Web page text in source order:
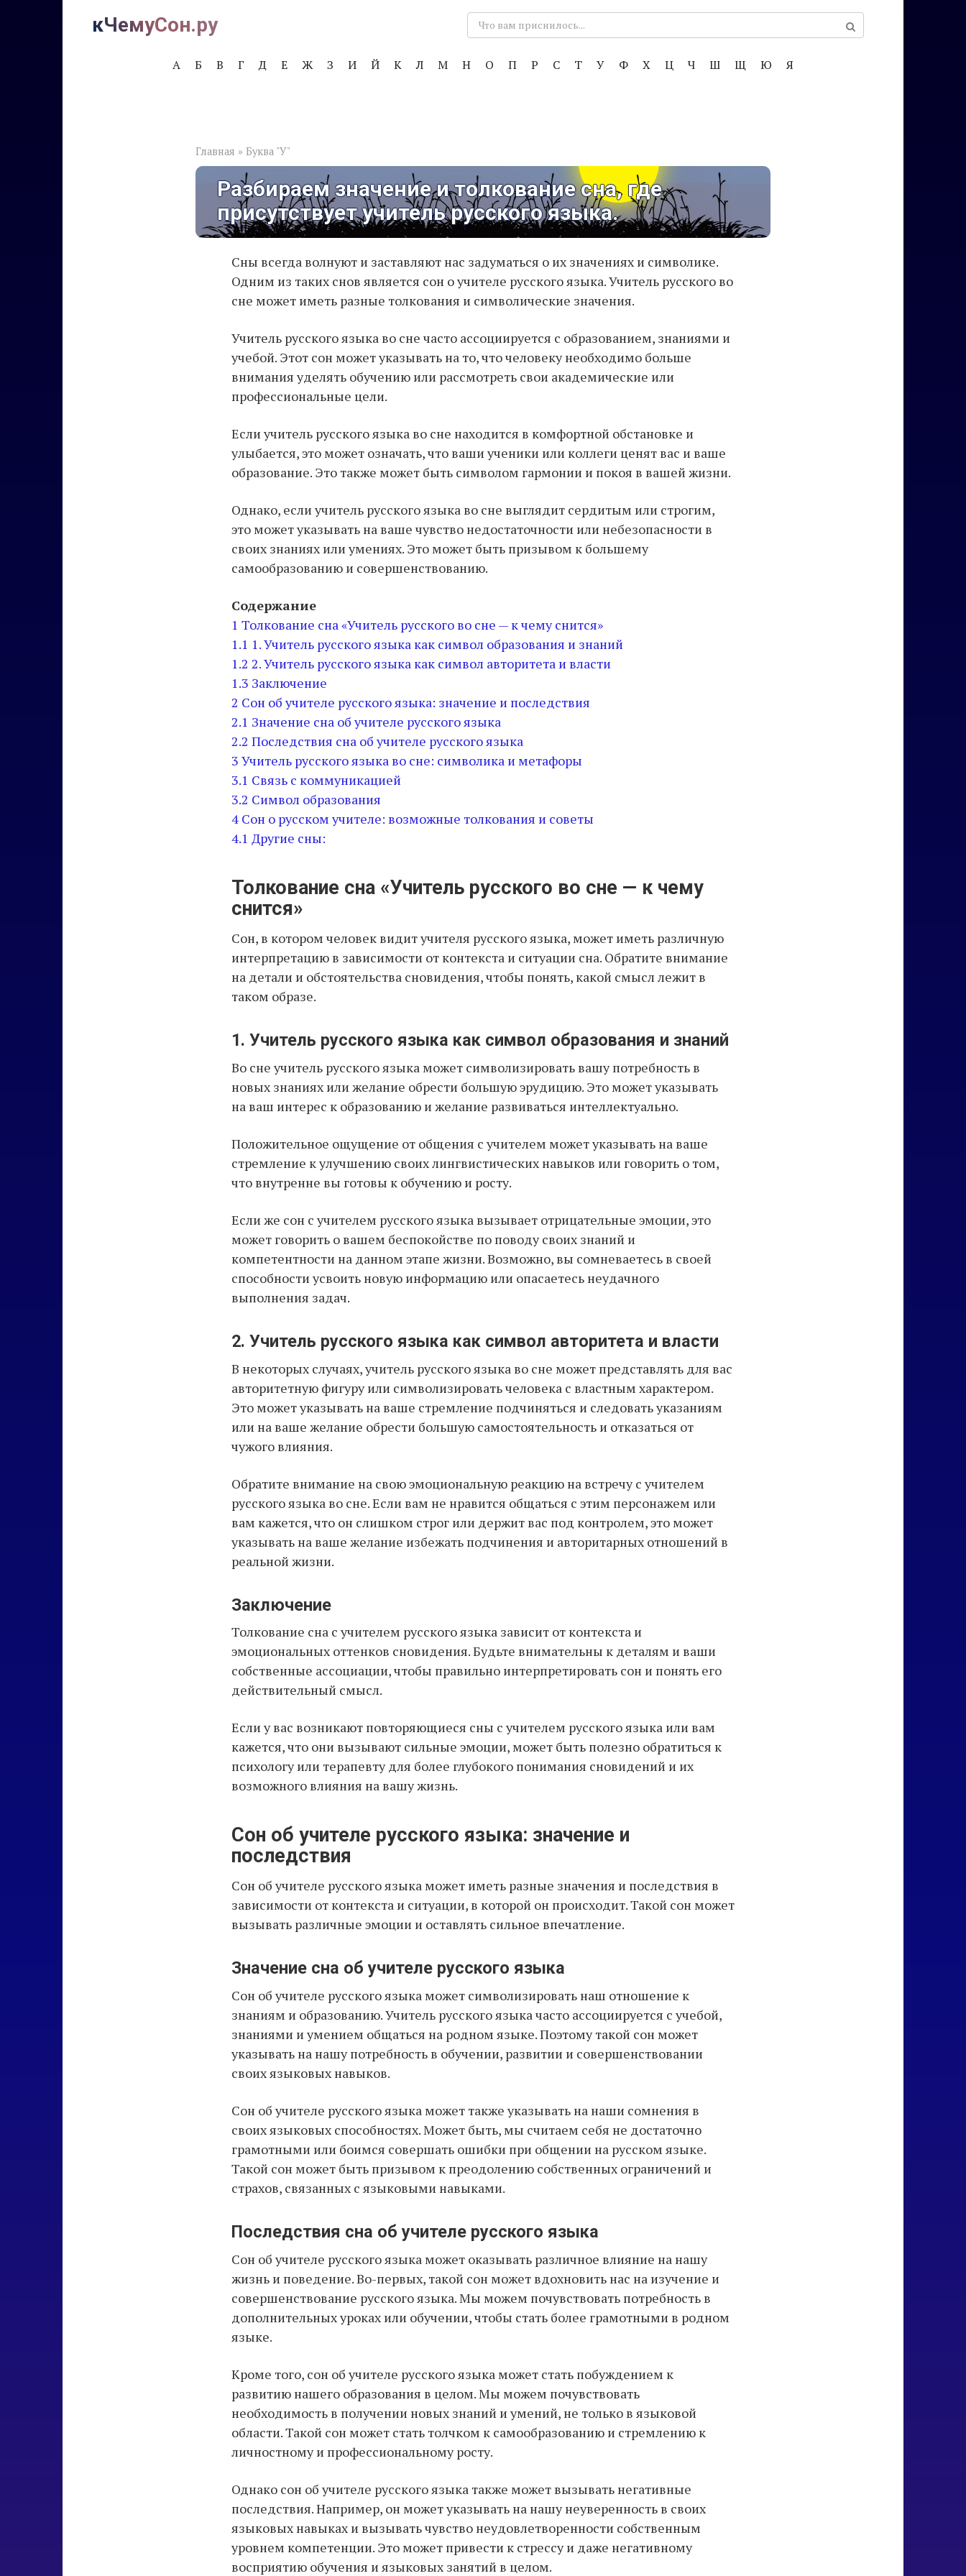
кЧемуСон.ру Поиск:
А Б В Г Д Е Ж З И Й К Л М Н О П Р С Т У Ф Х Ц Ч Ш Щ Ю Я
Главная » Буква "У"
Разбираем значение и толкование сна, где
присутствует учитель русского языка.
Сны всегда волнуют и заставляют нас задуматься о их значениях и символике.
Одним из таких снов является сон о учителе русского языка. Учитель русского во
сне может иметь разные толкования и символические значения.
Учитель русского языка во сне часто ассоциируется с образованием, знаниями и
учебой. Этот сон может указывать на то, что человеку необходимо больше
внимания уделять обучению или рассмотреть свои академические или
профессиональные цели.
Если учитель русского языка во сне находится в комфортной обстановке и
улыбается, это может означать, что ваши ученики или коллеги ценят вас и ваше
образование. Это также может быть символом гармонии и покоя в вашей жизни.
Однако, если учитель русского языка во сне выглядит сердитым или строгим,
это может указывать на ваше чувство недостаточности или небезопасности в
своих знаниях или умениях. Это может быть призывом к большему
самообразованию и совершенствованию.
Содержание
1 Толкование сна «Учитель русского во сне — к чему снится»
1.1 1. Учитель русского языка как символ образования и знаний
1.2 2. Учитель русского языка как символ авторитета и власти
1.3 Заключение
2 Сон об учителе русского языка: значение и последствия
2.1 Значение сна об учителе русского языка
2.2 Последствия сна об учителе русского языка
3 Учитель русского языка во сне: символика и метафоры
3.1 Связь с коммуникацией
3.2 Символ образования
4 Сон о русском учителе: возможные толкования и советы
4.1 Другие сны:
Толкование сна «Учитель русского во сне — к чему
снится»
Сон, в котором человек видит учителя русского языка, может иметь различную
интерпретацию в зависимости от контекста и ситуации сна. Обратите внимание
на детали и обстоятельства сновидения, чтобы понять, какой смысл лежит в
таком образе.
1. Учитель русского языка как символ образования и знаний
Во сне учитель русского языка может символизировать вашу потребность в
новых знаниях или желание обрести большую эрудицию. Это может указывать
на ваш интерес к образованию и желание развиваться интеллектуально.
Положительное ощущение от общения с учителем может указывать на ваше
стремление к улучшению своих лингвистических навыков или говорить о том,
что внутренне вы готовы к обучению и росту.
Если же сон с учителем русского языка вызывает отрицательные эмоции, это
может говорить о вашем беспокойстве по поводу своих знаний и
компетентности на данном этапе жизни. Возможно, вы сомневаетесь в своей
способности усвоить новую информацию или опасаетесь неудачного
выполнения задач.
2. Учитель русского языка как символ авторитета и власти
В некоторых случаях, учитель русского языка во сне может представлять для вас
авторитетную фигуру или символизировать человека с властным характером.
Это может указывать на ваше стремление подчиняться и следовать указаниям
или на ваше желание обрести большую самостоятельность и отказаться от
чужого влияния.
Обратите внимание на свою эмоциональную реакцию на встречу с учителем
русского языка во сне. Если вам не нравится общаться с этим персонажем или
вам кажется, что он слишком строг или держит вас под контролем, это может
указывать на ваше желание избежать подчинения и авторитарных отношений в
реальной жизни.
Заключение
Толкование сна с учителем русского языка зависит от контекста и
эмоциональных оттенков сновидения. Будьте внимательны к деталям и ваши
собственные ассоциации, чтобы правильно интерпретировать сон и понять его
действительный смысл.
Если у вас возникают повторяющиеся сны с учителем русского языка или вам
кажется, что они вызывают сильные эмоции, может быть полезно обратиться к
психологу или терапевту для более глубокого понимания сновидений и их
возможного влияния на вашу жизнь.
Сон об учителе русского языка: значение и
последствия
Сон об учителе русского языка может иметь разные значения и последствия в
зависимости от контекста и ситуации, в которой он происходит. Такой сон может
вызывать различные эмоции и оставлять сильное впечатление.
Значение сна об учителе русского языка
Сон об учителе русского языка может символизировать наш отношение к
знаниям и образованию. Учитель русского языка часто ассоциируется с учебой,
знаниями и умением общаться на родном языке. Поэтому такой сон может
указывать на нашу потребность в обучении, развитии и совершенствовании
своих языковых навыков.
Сон об учителе русского языка может также указывать на наши сомнения в
своих языковых способностях. Может быть, мы считаем себя не достаточно
грамотными или боимся совершать ошибки при общении на русском языке.
Такой сон может быть призывом к преодолению собственных ограничений и
страхов, связанных с языковыми навыками.
Последствия сна об учителе русского языка
Сон об учителе русского языка может оказывать различное влияние на нашу
жизнь и поведение. Во-первых, такой сон может вдохновить нас на изучение и
совершенствование русского языка. Мы можем почувствовать потребность в
дополнительных уроках или обучении, чтобы стать более грамотными в родном
языке.
Кроме того, сон об учителе русского языка может стать побуждением к
развитию нашего образования в целом. Мы можем почувствовать
необходимость в получении новых знаний и умений, не только в языковой
области. Такой сон может стать толчком к самообразованию и стремлению к
личностному и профессиональному росту.
Однако сон об учителе русского языка также может вызывать негативные
последствия. Например, он может указывать на нашу неуверенность в своих
языковых навыках и вызывать чувство неудовлетворенности собственным
уровнем компетенции. Это может привести к стрессу и даже негативному
восприятию обучения и языковых занятий в целом.